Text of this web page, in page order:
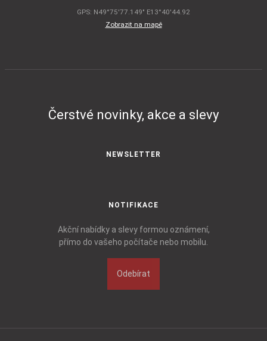
GPS: N49°75'77.149" E13°40'44.92
Zobrazit na mapě
Čerstvé novinky, akce a slevy
NEWSLETTER
NOTIFIKACE
Akční nabídky a slevy formou oznámení,
přímo do vašeho počítače nebo mobilu.
Odebírat